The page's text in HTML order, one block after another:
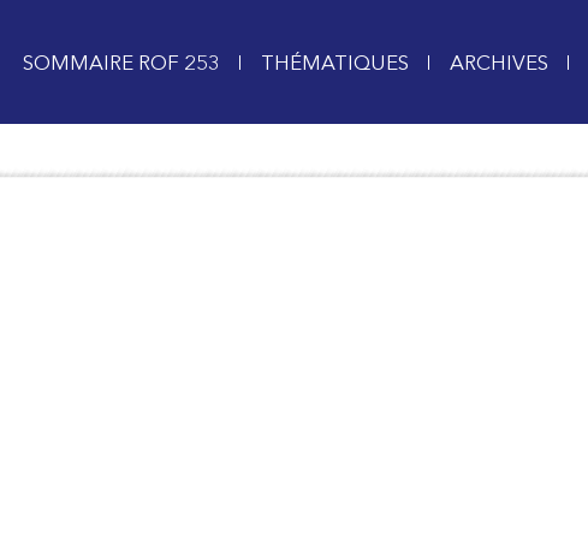
SOMMAIRE ROF 253 THÉMATIQUES ARCHIVES